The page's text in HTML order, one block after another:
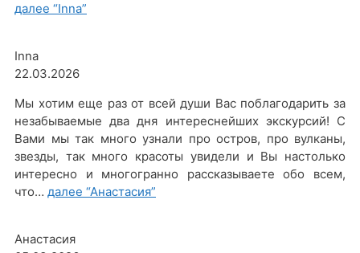
далее “Inna”
Inna
22.03.2026
Мы хотим еще раз от всей души Вас поблагодарить за
незабываемые два дня интереснейших экскурсий! С
Вами мы так много узнали про остров, про вулканы,
звезды, так много красоты увидели и Вы настолько
интересно и многогранно рассказываете обо всем,
что… далее “Анастасия”
Анастасия